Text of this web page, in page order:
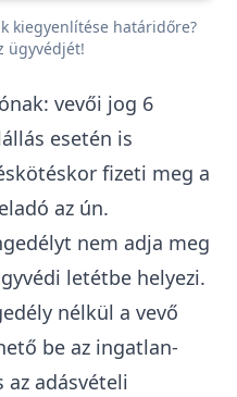
kiegyenlítése határidőre?
ügyvédjét!
vevői jog 6
esetén is
fizeti meg a
az ún.
nem adja meg
letétbe helyezi.
nélkül a vevő
be az ingatlan-
az adásvételi